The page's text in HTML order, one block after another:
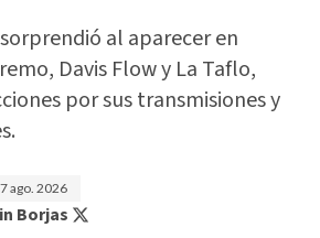
al aparecer en
Davis Flow y La Taflo,
por sus transmisiones y
7 ago. 2026
Borjas